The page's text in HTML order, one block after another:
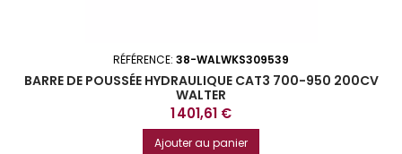
RÉFÉRENCE: 38-WALWKS309539
BARRE DE POUSSÉE HYDRAULIQUE CAT3 700-950 200CV
WALTER
Prix
1 401,61 €
Ajouter au panier